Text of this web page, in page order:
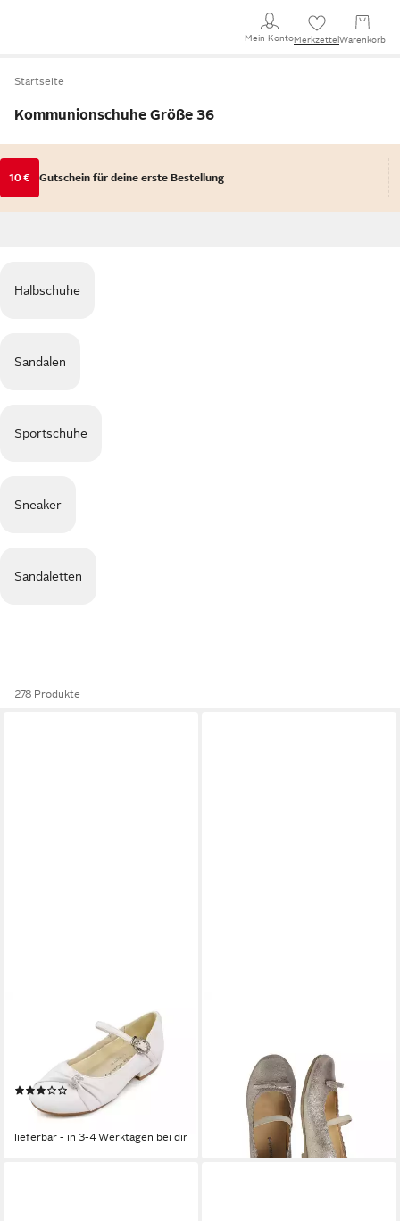
Mein KontoMerkzettel Warenkorb
Startseite
Kommunionschuhe Größe 36
10 € Gutschein für deine erste Bestellung
Halbschuhe
Sandalen
Sportschuhe
Sneaker
Sandaletten
278 Produkte
901 weiß Kinder
Kommunionschuhe
Riemchenballerina
(1)
69,99 €
(69,99 €/ 1 Paar)
lieferbar - in 3-4 Werktagen bei dir
lieferbar - in 3-4 Werktagen bei dir